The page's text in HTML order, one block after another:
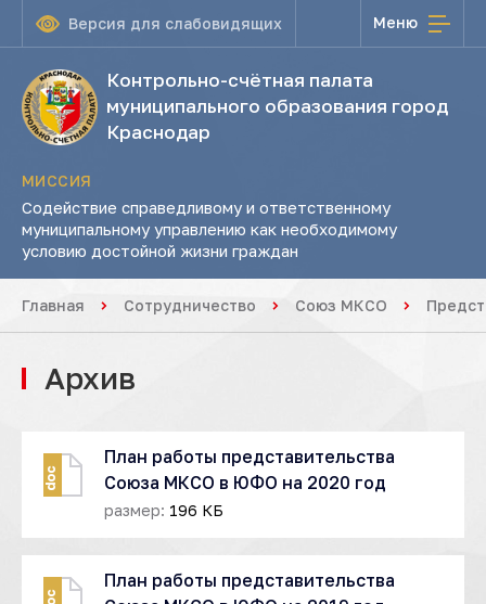
Версия для слабовидящих Меню
Контрольно-счётная палата
муниципального образования город
Краснодар
МИССИЯ
Содействие справедливому и ответственному
муниципальному управлению как необходимому
условию достойной жизни граждан
Главная Сотрудничество Союз МКСО
Архив
doc
План работы представительства
Союза МКСО в ЮФО на 2020 год
размер: 196 КБ
План работы представительства